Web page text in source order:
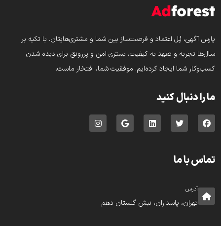
پارس‌ آگهی، پُل اعتماد و فرصت‌ساز بین شما و مشتری‌هایتان. با تکیه بر
سال‌ها تجربه و تعهد به کیفیت، بستری امن و پررونق برای دیده شدن
کسب‌وکار شما ایجاد کرده‌ایم. موفقیت شما، افتخار ماست.
ما را دنبال کنید
تماس با ما
آدرس
تهران، پاسداران، نبش گلستان دهم